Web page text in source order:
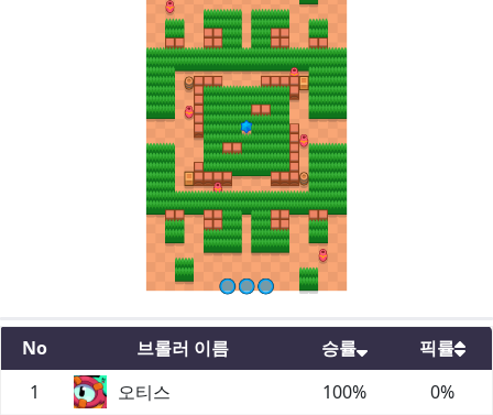
No 브롤러 이름 승률
픽률
1
오티스 100% 0%